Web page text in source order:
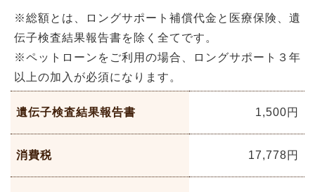
※総額とは、ロングサポート補償代金と医療保険、遺
伝子検査結果報告書を除く全てです。
※ペットローンをご利用の場合、ロングサポート３年
以上の加入が必須になります。
遺伝子検査結果報告書 1,500円
消費税 17,778円